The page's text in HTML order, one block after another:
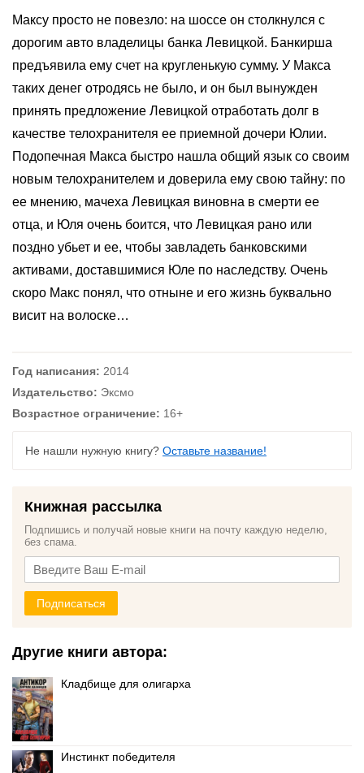
Максу просто не повезло: на шоссе он столкнулся с
дорогим авто владелицы банка Левицкой. Банкирша
предъявила ему счет на кругленькую сумму. У Макса
таких денег отродясь не было, и он был вынужден
принять предложение Левицкой отработать долг в
качестве телохранителя ее приемной дочери Юлии.
Подопечная Макса быстро нашла общий язык со своим
новым телохранителем и доверила ему свою тайну: по
ее мнению, мачеха Левицкая виновна в смерти ее
отца, и Юля очень боится, что Левицкая рано или
поздно убьет и ее, чтобы завладеть банковскими
активами, доставшимися Юле по наследству. Очень
скоро Макс понял, что отныне и его жизнь буквально
висит на волоске…
Год написания: 2014
Издательство: Эксмо
Возрастное ограничение: 16+
Не нашли нужную книгу? Оставьте название!
Книжная рассылка
Подпишись и получай новые книги на почту каждую неделю,
без спама.
Подписаться
Другие книги автора:
Кладбище для олигарха
Инстинкт победителя